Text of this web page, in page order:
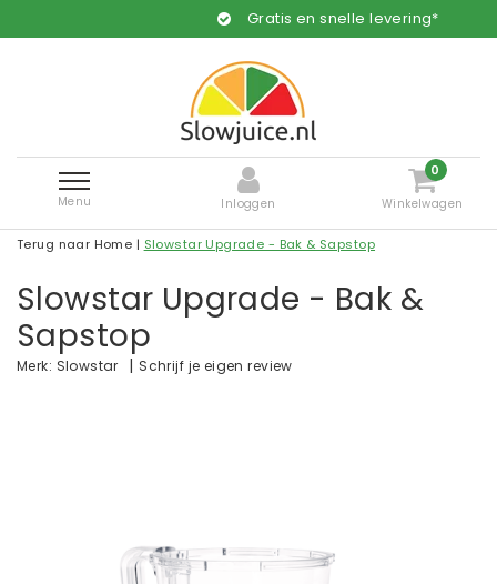
Gratis en snelle levering*
Menu Inloggen
0
Winkelwagen
Terug naar Home | Slowstar Upgrade - Bak & Sapstop
Slowstar Upgrade - Bak &
Sapstop
Merk: Slowstar | Schrijf je eigen review